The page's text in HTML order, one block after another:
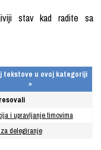
stav kad radite sa
tekstove u ovoj kategoriji
»
i upravljanje timovima
delegiranje